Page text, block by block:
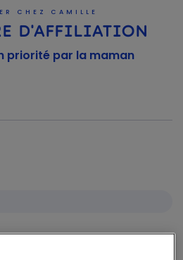
CHEZ CAMILLE
D'AFFILIATION
priorité par la maman